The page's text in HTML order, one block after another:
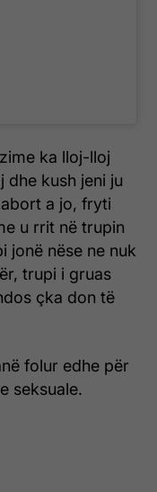
ka lloj-lloj
dhe kush jeni ju
a jo, fryti
u rrit në trupin
jonë nëse ne nuk
trupi i gruas
çka don të
folur edhe për
seksuale.